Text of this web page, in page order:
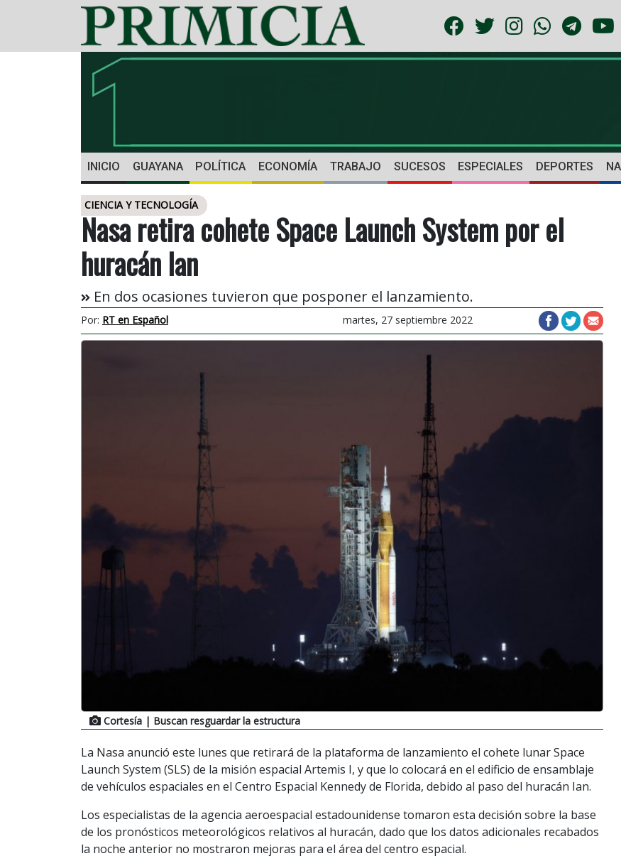
INICIO GUAYANA POLÍTICA ECONOMÍA TRABAJO SUCESOS ESPECIALES DEPORTES
CIENCIA Y TECNOLOGÍA
Nasa retira cohete Space Launch System por el
huracán Ian
En dos ocasiones tuvieron que posponer el lanzamiento.
Por: RT en Español martes, 27 septiembre 2022
Cortesía | Buscan resguardar la estructura
La Nasa anunció este lunes que retirará de la plataforma de lanzamiento el cohete lunar Space
Launch System (SLS) de la misión espacial Artemis I, y que lo colocará en el edificio de ensamblaje
de vehículos espaciales en el Centro Espacial Kennedy de Florida, debido al paso del huracán Ian.
Los especialistas de la agencia aeroespacial estadounidense tomaron esta decisión sobre la base
de los pronósticos meteorológicos relativos al huracán, dado que los datos adicionales recabados
la noche anterior no mostraron mejoras para el área del centro espacial.